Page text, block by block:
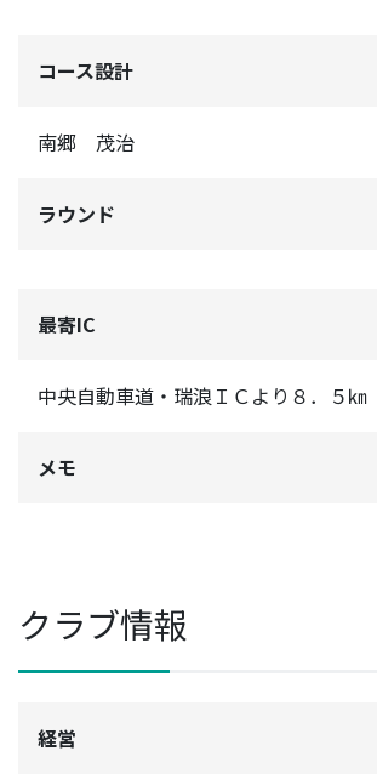
コース設計
南郷 茂治
ラウンド
最寄IC
中央自動車道・瑞浪ＩＣより８．５㎞
メモ
クラブ情報
経営